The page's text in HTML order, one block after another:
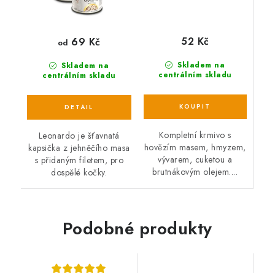
Skladem na
centrálním skladu
od 69 Kč
Leonardo je šťavnatá
kapsička z jehněčího masa
s přidaným filetem, pro
dospělé kočky.
Skladem na
centrálním skladu
52 Kč
Kompletní krmivo s
hovězím masem, hmyzem,
vývarem, cuketou a
brutnákovým olejem....
Podobné produkty